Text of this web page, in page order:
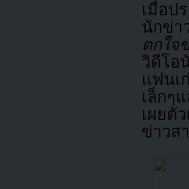
เมื่อป
นักข่า
ตกใจ
วิดีโอ
แฟนเ
เล็กๆ
เผยตั
ข่าวส